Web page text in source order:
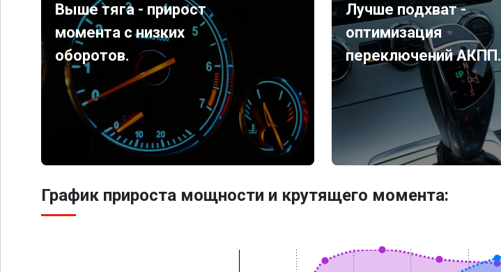
Выше тяга - прирост
момента с низких
оборотов.
Лучше подхват -
оптимизация
переключений АКПП.
График прироста мощности и крутящего момента: